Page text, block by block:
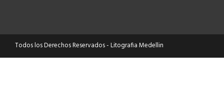
Todos los Derechos Reservados -Litografia Medellin